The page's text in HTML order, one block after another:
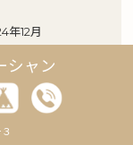
年12月
年11月
年10月
シャン